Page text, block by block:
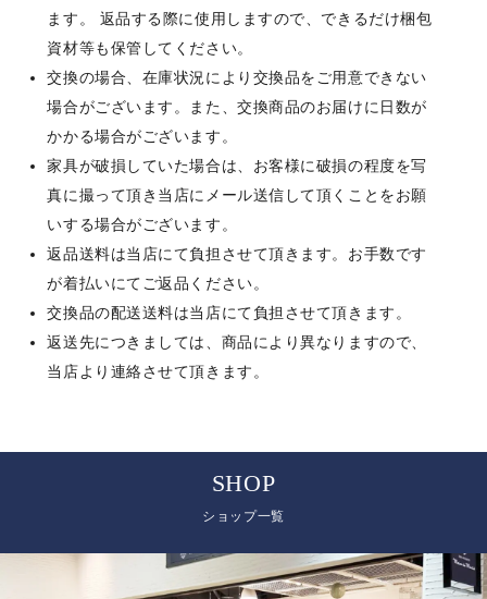
ます。 返品する際に使用しますので、できるだけ梱包
資材等も保管してください。
交換の場合、在庫状況により交換品をご用意できない
場合がございます。また、交換商品のお届けに日数が
かかる場合がございます。
家具が破損していた場合は、お客様に破損の程度を写
真に撮って頂き当店にメール送信して頂くことをお願
いする場合がございます。
返品送料は当店にて負担させて頂きます。お手数です
が着払いにてご返品ください。
交換品の配送送料は当店にて負担させて頂きます。
返送先につきましては、商品により異なりますので、
当店より連絡させて頂きます。
SHOP
ショップ一覧